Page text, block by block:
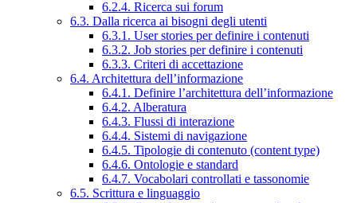
6.2.4. Ricerca sui forum
6.3. Dalla ricerca ai bisogni degli utenti
6.3.1. User stories per definire i contenuti
6.3.2. Job stories per definire i contenuti
6.3.3. Criteri di accettazione
6.4. Architettura dell’informazione
6.4.1. Definire l’architettura dell’informazione
6.4.2. Alberatura
6.4.3. Flussi di interazione
6.4.4. Sistemi di navigazione
6.4.5. Tipologie di contenuto (content type)
6.4.6. Ontologie e standard
6.4.7. Vocabolari controllati e tassonomie
6.5. Scrittura e linguaggio